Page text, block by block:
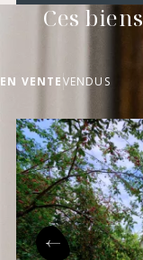
Ces biens
EN VENTEVENDUS